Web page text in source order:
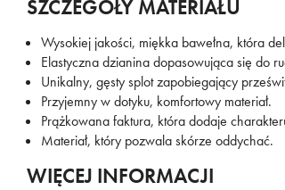
SZCZEGÓŁY MATERIAŁU
Wysokiej jakości, miękka bawełna, która
Elastyczna dzianina dopasowująca się do
Unikalny, gęsty splot zapobiegający
Przyjemny w dotyku, komfortowy materiał.
Prążkowana faktura, która dodaje
Materiał, który pozwala skórze oddychać.
WIĘCEJ INFORMACJI